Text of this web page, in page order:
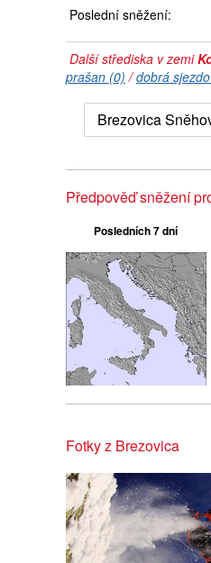
Poslední sněžení:
Další střediska v zemi
prašan (0) /dobrá
Brezovica
Předpověď sněžení
Posledních 7 dní
Fotky z Brezovica